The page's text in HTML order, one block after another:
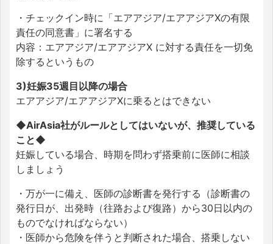
・チェックイン時に「エアアジア/エアアジアXの有限
責任の同意書」に署名する
内容：エアアジア/エアアジアX に対する責任を一切免
除するというもの
3)妊娠35週目以降の場合
エアアジア/エアアジアXに乗るとはできない
◆AirAsia社がルールとしてはいないが、推奨している
こと◆
妊娠している場合、時期を問わず搭乗前に医師に相談
しましょう
・万が一に備え、医師の診断書を発行する（診断書の
発行日が、出発時（往路および復路）から30日以内の
ものでなければならない）
・医師から危険を伴うと判断された場合、搭乗しない